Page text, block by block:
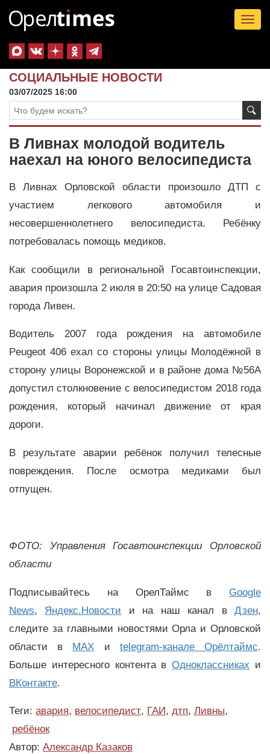
СОЦИАЛЬНЫЕ НОВОСТИ
03/07/2025 16:00
В Ливнах молодой водитель
наехал на юного велосипедиста
В Ливнах Орловской области произошло ДТП с
участием легкового автомобиля и
несовершеннолетнего велосипедиста. Ребёнку
потребовалась помощь медиков.
Как сообщили в региональной Госавтоинспекции,
авария произошла 2 июля в 20:50 на улице Садовая
города Ливен.
Водитель 2007 года рождения на автомобиле
Peugeot 406 ехал со стороны улицы Молодёжной в
сторону улицы Воронежской и в районе дома №56А
допустил столкновение с велосипедистом 2018 года
рождения, который начинал движение от края
дороги.
В результате аварии ребёнок получил телесные
повреждения. После осмотра медиками был
отпущен.
ФОТО: Управления Госавтоинспекции Орловской
области
Подписывайтесь на ОрелТаймс в Google
News, Яндекс.Новости и на наш канал вДзен,
следите за главными новостями Орла и Орловской
области в MAX и telegram-канале Орёлтаймс.
Больше интересного контента вОдноклассниках и
ВКонтакте.
Теги: авария, велосипедист, ГАИ, дтп, Ливны,
ребёнок
Автор: Александр Казаков